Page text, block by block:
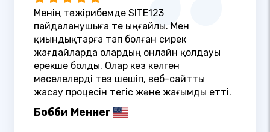
Менің тәжірибемде SITE123
пайдаланушыға өте ыңғайлы. Мен
қиындықтарға тап болған сирек
жағдайларда олардың онлайн қолдауы
ерекше болды. Олар кез келген
мәселелерді тез шешіп, веб-сайтты
жасау процесін тегіс және жағымды етті.
Бобби Меннег